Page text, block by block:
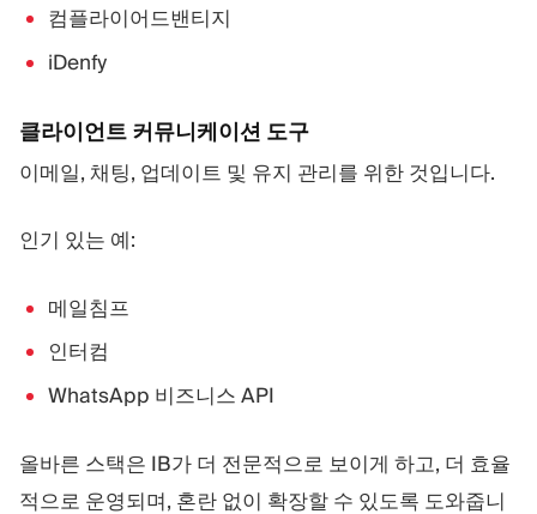
컴플라이어드밴티지
iDenfy
클라이언트 커뮤니케이션 도구
이메일, 채팅, 업데이트 및 유지 관리를 위한 것입니다.
인기 있는 예:
메일침프
인터컴
WhatsApp 비즈니스 API
올바른 스택은 IB가 더 전문적으로 보이게 하고, 더 효율
적으로 운영되며, 혼란 없이 확장할 수 있도록 도와줍니